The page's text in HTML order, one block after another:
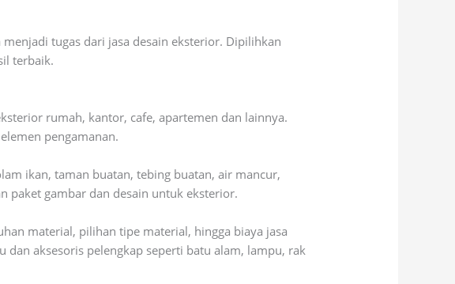
tugas dari jasa desain eksterior. Dipilihkan
terbaik.
rumah, kantor, cafe, apartemen dan lainnya.
pengamanan.
ikan, taman buatan, tebing buatan, air mancur,
paket gambar dan desain untuk eksterior.
material, pilihan tipe material, hingga biaya jasa
aksesoris pelengkap seperti batu alam, lampu, rak